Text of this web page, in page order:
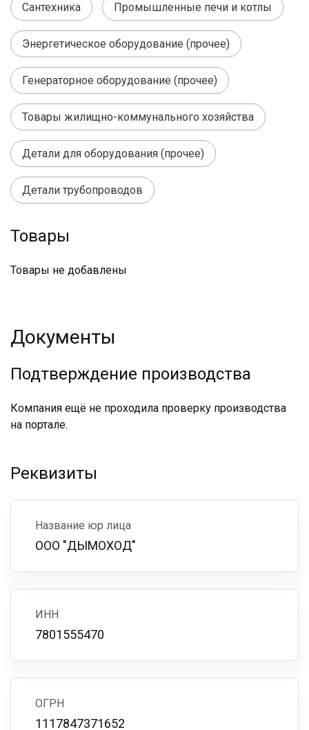
Сантехника Промышленные печи и котлы
Энергетическое оборудование (прочее)
Генераторное оборудование (прочее)
Товары жилищно-коммунального хозяйства
Детали для оборудования (прочее)
Детали трубопроводов
Товары
Товары не добавлены
Документы
Подтверждение производства
Компания ещё не проходила проверку производства
на портале.
Реквизиты
Название юр лица
ООО "ДЫМОХОД"
ИНН
7801555470
ОГРН
1117847371652